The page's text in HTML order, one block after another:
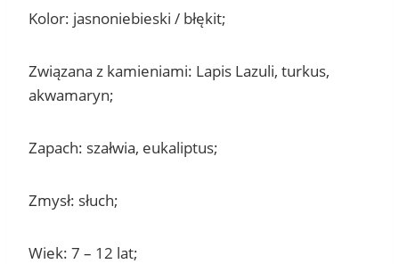
Kolor: jasnoniebieski / błękit;
Związana z kamieniami: Lapis Lazuli, turkus,
akwamaryn;
Zapach: szałwia, eukaliptus;
Zmysł: słuch;
Wiek: 7 – 12 lat;